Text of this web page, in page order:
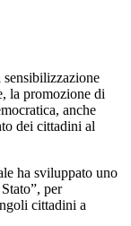
la promozione di
anche
dei cittadini al
ha sviluppato uno
per
cittadini a